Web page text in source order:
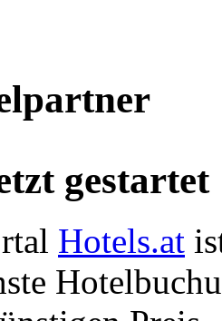
gestartet
Hotels.at